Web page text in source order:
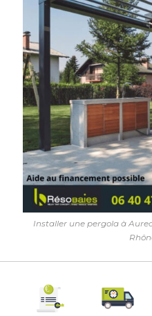
Installer une pergola à